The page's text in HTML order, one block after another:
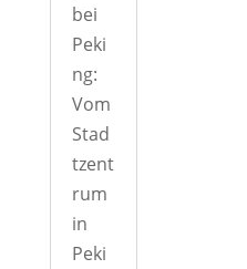
bei
Peki
ng:
Vom
Stad
tzent
rum
in
Peki